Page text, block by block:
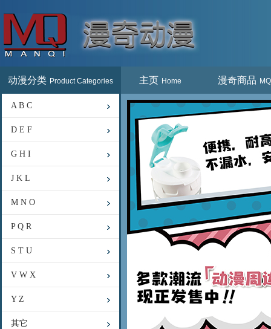
动漫分类 Product Categories
A B C
D E F
G H I
J K L
M N O
P Q R
S T U
V W X
Y Z
其它
主页 Home 漫奇商品